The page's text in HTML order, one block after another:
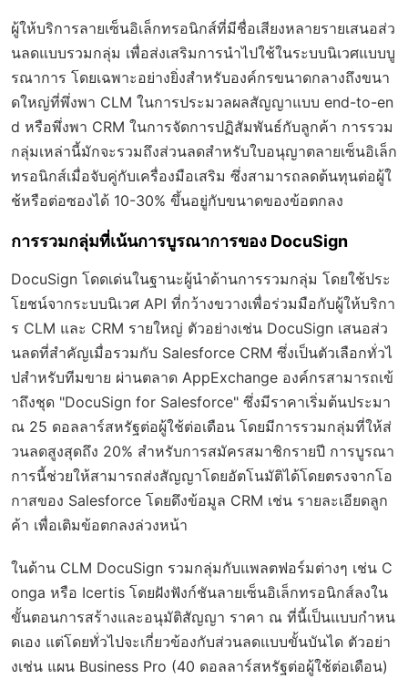
ผู้ให้บริการลายเซ็นอิเล็กทรอนิกส์ที่มีชื่อเสียงหลายรายเสนอส่ว
นลดแบบรวมกลุ่ม เพื่อส่งเสริมการนำไปใช้ในระบบนิเวศแบบบู
รณาการ โดยเฉพาะอย่างยิ่งสำหรับองค์กรขนาดกลางถึงขนา
ดใหญ่ที่พึ่งพา CLM ในการประมวลผลสัญญาแบบ end-to-en
d หรือพึ่งพา CRM ในการจัดการปฏิสัมพันธ์กับลูกค้า การรวม
กลุ่มเหล่านี้มักจะรวมถึงส่วนลดสำหรับใบอนุญาตลายเซ็นอิเล็ก
ทรอนิกส์เมื่อจับคู่กับเครื่องมือเสริม ซึ่งสามารถลดต้นทุนต่อผู้ใ
ช้หรือต่อซองได้ 10-30% ขึ้นอยู่กับขนาดของข้อตกลง
การรวมกลุ่มที่เน้นการบูรณาการของ DocuSign
DocuSign โดดเด่นในฐานะผู้นำด้านการรวมกลุ่ม โดยใช้ประ
โยชน์จากระบบนิเวศ API ที่กว้างขวางเพื่อร่วมมือกับผู้ให้บริกา
ร CLM และ CRM รายใหญ่ ตัวอย่างเช่น DocuSign เสนอส่ว
นลดที่สำคัญเมื่อรวมกับ Salesforce CRM ซึ่งเป็นตัวเลือกทั่วไ
ปสำหรับทีมขาย ผ่านตลาด AppExchange องค์กรสามารถเข้
าถึงชุด "DocuSign for Salesforce" ซึ่งมีราคาเริ่มต้นประมา
ณ 25 ดอลลาร์สหรัฐต่อผู้ใช้ต่อเดือน โดยมีการรวมกลุ่มที่ให้ส่
วนลดสูงสุดถึง 20% สำหรับการสมัครสมาชิกรายปี การบูรณา
การนี้ช่วยให้สามารถส่งสัญญาโดยอัตโนมัติได้โดยตรงจากโอ
กาสของ Salesforce โดยดึงข้อมูล CRM เช่น รายละเอียดลูก
ค้า เพื่อเติมข้อตกลงล่วงหน้า
ในด้าน CLM DocuSign รวมกลุ่มกับแพลตฟอร์มต่างๆ เช่น C
onga หรือ Icertis โดยฝังฟังก์ชันลายเซ็นอิเล็กทรอนิกส์ลงใน
ขั้นตอนการสร้างและอนุมัติสัญญา ราคา ณ ที่นี้เป็นแบบกำหน
ดเอง แต่โดยทั่วไปจะเกี่ยวข้องกับส่วนลดแบบขั้นบันได ตัวอย่า
งเช่น แผน Business Pro (40 ดอลลาร์สหรัฐต่อผู้ใช้ต่อเดือน)